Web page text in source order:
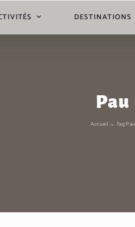
DESTINATIONS
Pau
Accueil Tag:Pau